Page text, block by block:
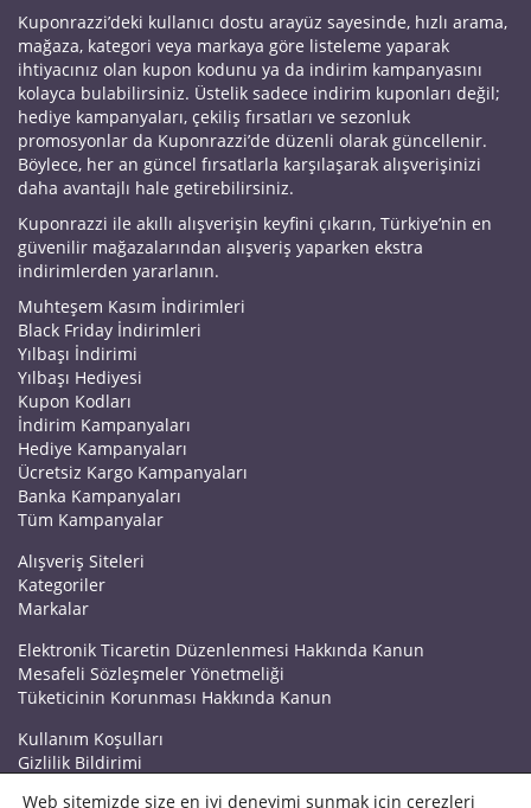
Kuponrazzi’deki kullanıcı dostu arayüz sayesinde, hızlı arama,
mağaza, kategori veya markaya göre listeleme yaparak
ihtiyacınız olan kupon kodunu ya da indirim kampanyasını
kolayca bulabilirsiniz. Üstelik sadece indirim kuponları değil;
hediye kampanyaları, çekiliş fırsatları ve sezonluk
promosyonlar da Kuponrazzi’de düzenli olarak güncellenir.
Böylece, her an güncel fırsatlarla karşılaşarak alışverişinizi
daha avantajlı hale getirebilirsiniz.
Kuponrazzi ile akıllı alışverişin keyfini çıkarın, Türkiye’nin en
güvenilir mağazalarından alışveriş yaparken ekstra
indirimlerden yararlanın.
Muhteşem Kasım İndirimleri
Black Friday İndirimleri
Yılbaşı İndirimi
Yılbaşı Hediyesi
Kupon Kodları
İndirim Kampanyaları
Hediye Kampanyaları
Ücretsiz Kargo Kampanyaları
Banka Kampanyaları
Tüm Kampanyalar
Alışveriş Siteleri
Kategoriler
Markalar
Elektronik Ticaretin Düzenlenmesi Hakkında Kanun
Mesafeli Sözleşmeler Yönetmeliği
Tüketicinin Korunması Hakkında Kanun
Kullanım Koşulları
Gizlilik Bildirimi
Web sitemizde size en iyi deneyimi sunmak için çerezleri